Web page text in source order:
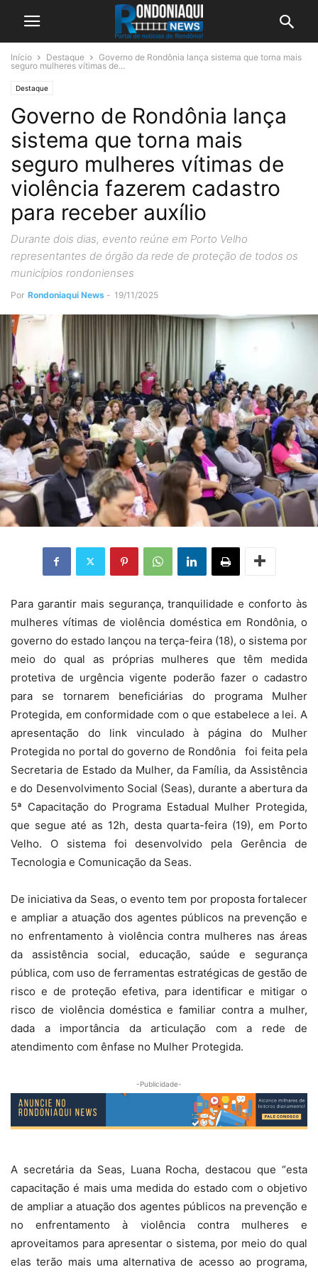
Início Destaque
Governo de Rondônia lança sistema que torna mais
seguro mulheres vítimas de...
Destaque
Governo de Rondônia lança
sistema que torna mais
seguro mulheres vítimas de
violência fazerem cadastro
para receber auxílio
Durante dois dias, evento reúne em Porto Velho
representantes de órgão da rede de proteção de todos os
municípios rondonienses
Por Rondoniaqui News - 19/11/2025
Para garantir mais segurança, tranquilidade e conforto às
mulheres vítimas de violência doméstica em Rondônia, o
governo do estado lançou na terça-feira (18), o sistema por
meio do qual as próprias mulheres que têm medida
protetiva de urgência vigente poderão fazer o cadastro
para se tornarem beneficiárias do programa Mulher
Protegida, em conformidade com o que estabelece a lei. A
apresentação do link vinculado à página do Mulher
Protegida no portal do governo de Rondônia foi feita pela
Secretaria de Estado da Mulher, da Família, da Assistência
e do Desenvolvimento Social (Seas), durante a abertura da
5ª Capacitação do Programa Estadual Mulher Protegida,
que segue até as 12h, desta quarta-feira (19), em Porto
Velho. O sistema foi desenvolvido pela Gerência de
Tecnologia e Comunicação da Seas.
De iniciativa da Seas, o evento tem por proposta fortalecer
e ampliar a atuação dos agentes públicos na prevenção e
no enfrentamento à violência contra mulheres nas áreas
da assistência social, educação, saúde e segurança
pública, com uso de ferramentas estratégicas de gestão de
risco e de proteção efetiva, para identificar e mitigar o
risco de violência doméstica e familiar contra a mulher,
dada a importância da articulação com a rede de
atendimento com ênfase no Mulher Protegida.
-Publicidade-
A secretária da Seas, Luana Rocha, destacou que “esta
capacitação é mais uma medida do estado com o objetivo
de ampliar a atuação dos agentes públicos na prevenção e
no enfrentamento à violência contra mulheres e
aproveitamos para apresentar o sistema, por meio do qual
elas terão mais uma alternativa de acesso ao programa,